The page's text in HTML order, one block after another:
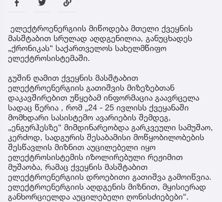
ელექტროენერგიის მიწოდება მთელი ქვეყნის
მასშტაბით სრულად აღდგენილია, განუცხადეს
„ქრონიკას“ საქართველოს სახელმწიფო
ელექტროსისტემაში.
გუშინ ღამით ქვეყნის მასშტაბით
ელექტროენერგიის გათიშვის მიზეზებთან
დაკავშირებით უწყებამ ინფორმაცია გაავრცელა
სადაც წერია , რომ „24 - 25 ივლისს ქვეყანაში
მომხდარი სასისტემო ავარიების შემდეგ,
„ენგურჰესზე“ მიმდინარეობდა გარკვეული სამუშაო,
კერძოდ, სადგურის შესაბამისი მოწყობილობების
შესწავლის მიზნით აუცილებელი იყო
ელექტროსისტემის იზოლირებული რეჟიმით
მუშაობა, რამაც ქვეყნის მასშტაბით
ელექტროენერგიის დროებითი გათიშვა გამოიწვია.
ელექტროენერგიის აღდგენის მიზნით, მყისიერად
განხორციელდა აუცილებელი ღონისძიებები“.